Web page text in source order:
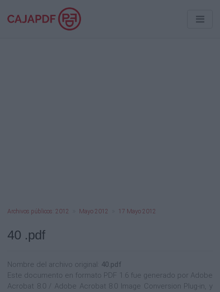
Archivos públicos: 2012 Mayo 2012 17 Mayo 2012
40 .pdf
Nombre del archivo original: 40.pdf
Este documento en formato PDF 1.6 fue generado por Adobe
Acrobat 8.0 / Adobe Acrobat 8.0 Image Conversion Plug-in, y